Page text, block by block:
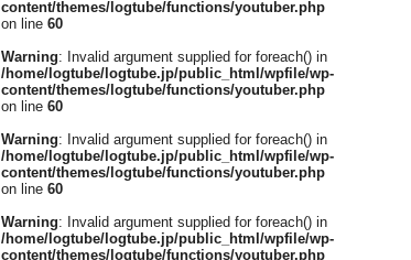
content/themes/logtube/functions/youtuber.php
on line 60
Warning: Invalid argument supplied for foreach() in
/home/logtube/logtube.jp/public_html/wpfile/wp-
content/themes/logtube/functions/youtuber.php
on line 60
Warning: Invalid argument supplied for foreach() in
/home/logtube/logtube.jp/public_html/wpfile/wp-
content/themes/logtube/functions/youtuber.php
on line 60
Warning: Invalid argument supplied for foreach() in
/home/logtube/logtube.jp/public_html/wpfile/wp-
content/themes/logtube/functions/youtuber.php